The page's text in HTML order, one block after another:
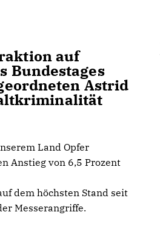
auf
Bundestages
Astrid
Land Opfer
Anstieg von 6,5 Prozent
dem höchsten Stand seit
Messerangriffe.